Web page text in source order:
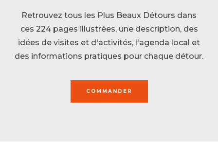
Retrouvez tous les Plus Beaux Détours dans
ces 224 pages illustrées, une description, des
idées de visites et d'activités, l'agenda local et
des informations pratiques pour chaque détour.
COMMANDER